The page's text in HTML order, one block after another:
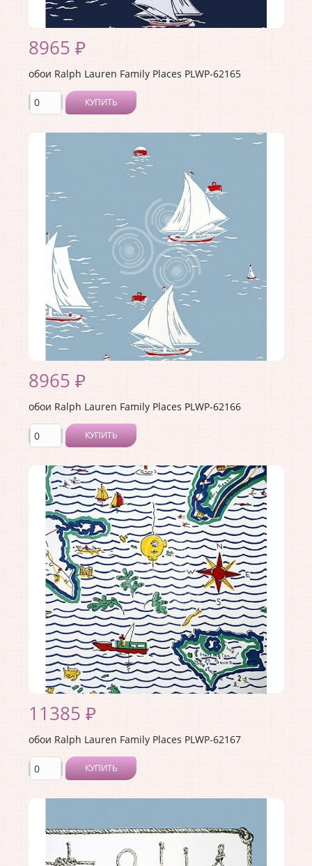
8965 ₽
обои Ralph Lauren Family Places PLWP-62165
КУПИТЬ
Производитель:Ralph Lauren
Коллекция:Family Places
Длина рулона:
<>
Страна:США
Материал основы:
Раппорт:
8965 ₽
обои Ralph Lauren Family Places PLWP-62166
КУПИТЬ
Производитель:Ralph Lauren
Коллекция:Family Places
Длина рулона:10
Ширина рулона:0.68
Материал покрытия:<>
Страна:США
Материал основы:Бумага
Раппорт:45
11385 ₽
обои Ralph Lauren Family Places PLWP-62167
КУПИТЬ
Коллекция:Family Places
Ширина рулона:0.68
Материал покрытия:
<>
Страна:США